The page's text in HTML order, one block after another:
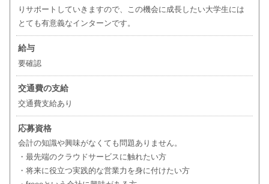
りサポートしていきますので、この機会に成長したい大学生には
とても有意義なインターンです。
給与
要確認
交通費の支給
交通費支給あり
応募資格
会計の知識や興味がなくても問題ありません。
・最先端のクラウドサービスに触れたい方
・将来に役立つ実践的な営業力を身に付けたい方